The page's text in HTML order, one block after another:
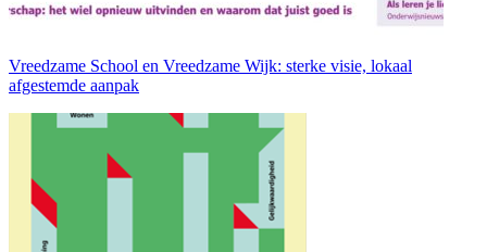
Vreedzame School en Vreedzame Wijk: sterke visie, lokaal
afgestemde aanpak